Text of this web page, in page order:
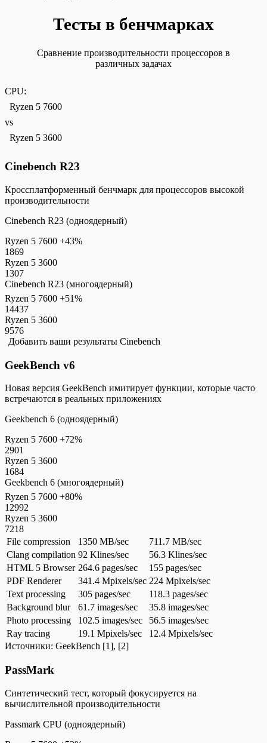
Тесты в бенчмарках
Сравнение производительности процессоров в
различных задачах
CPU:
Ryzen 5 7600
vs
Ryzen 5 3600
Cinebench R23
Кроссплатформенный бенчмарк для процессоров высокой
производительности
Cinebench R23 (одноядерный)
Ryzen 5 7600 +43%
1869
Ryzen 5 3600
1307
Cinebench R23 (многоядерный)
Ryzen 5 7600 +51%
14437
Ryzen 5 3600
9576
Добавить ваши результаты Cinebench
GeekBench v6
Новая версия GeekBench имитирует функции, которые часто
встречаются в реальных приложениях
Geekbench 6 (одноядерный)
Ryzen 5 7600 +72%
2901
Ryzen 5 3600
1684
Geekbench 6 (многоядерный)
Ryzen 5 7600 +80%
12992
Ryzen 5 3600
7218
File compression
1350 MB/sec
711.7 MB/sec
Clang compilation 92 Klines/sec
56.3 Klines/sec
HTML 5 Browser 264.6 pages/sec
155 pages/sec
PDF Renderer
341.4 Mpixels/sec 224 Mpixels/sec
Text processing
305 pages/sec
118.3 pages/sec
Background blur
61.7 images/sec
35.8 images/sec
Photo processing
102.5 images/sec
56.5 images/sec
Ray tracing
19.1 Mpixels/sec
12.4 Mpixels/sec
Источники: GeekBench [1], [2]
PassMark
Синтетический тест, который фокусируется на
вычислительной производительности
Passmark CPU (одноядерный)